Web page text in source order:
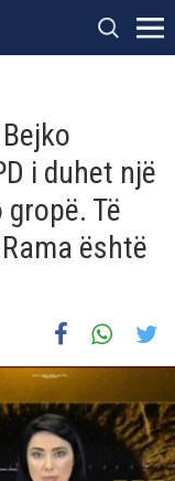
i duhet një
Të
është